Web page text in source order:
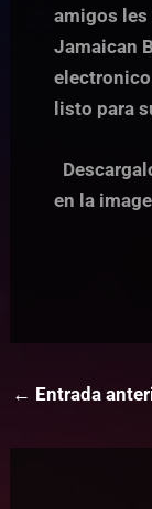
amigos les
Jamaican
listo para
en la
← Entrada